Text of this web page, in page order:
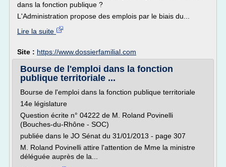
dans la fonction publique ?
L'Administration propose des emplois par le biais du...
Lire la suite
Site : https://www.dossierfamilial.com
Bourse de l'emploi dans la fonction
publique territoriale ...
Bourse de l'emploi dans la fonction publique territoriale
14e législature
Question écrite n° 04222 de M. Roland Povinelli
(Bouches-du-Rhône - SOC)
publiée dans le JO Sénat du 31/01/2013 - page 307
M. Roland Povinelli attire l'attention de Mme la ministre
déléguée auprès de la...